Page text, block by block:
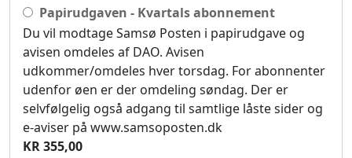
Papirudgaven - Kvartals abonnement
Du vil modtage Samsø Posten i papirudgave og
avisen omdeles af DAO. Avisen
udkommer/omdeles hver torsdag. For abonnenter
udenfor øen er der omdeling søndag. Der er
selvfølgelig også adgang til samtlige låste sider og
e-aviser på www.samsoposten.dk
KR 355,00